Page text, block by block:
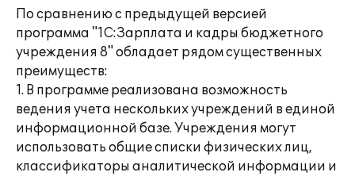
По сравнению с предыдущей версией
программа "1С:Зарплата и кадры бюджетного
учреждения 8" обладает рядом существенных
преимуществ:
1. В программе реализована возможность
ведения учета нескольких учреждений в единой
информационной базе. Учреждения могут
использовать общие списки физических лиц,
классификаторы аналитической информации и